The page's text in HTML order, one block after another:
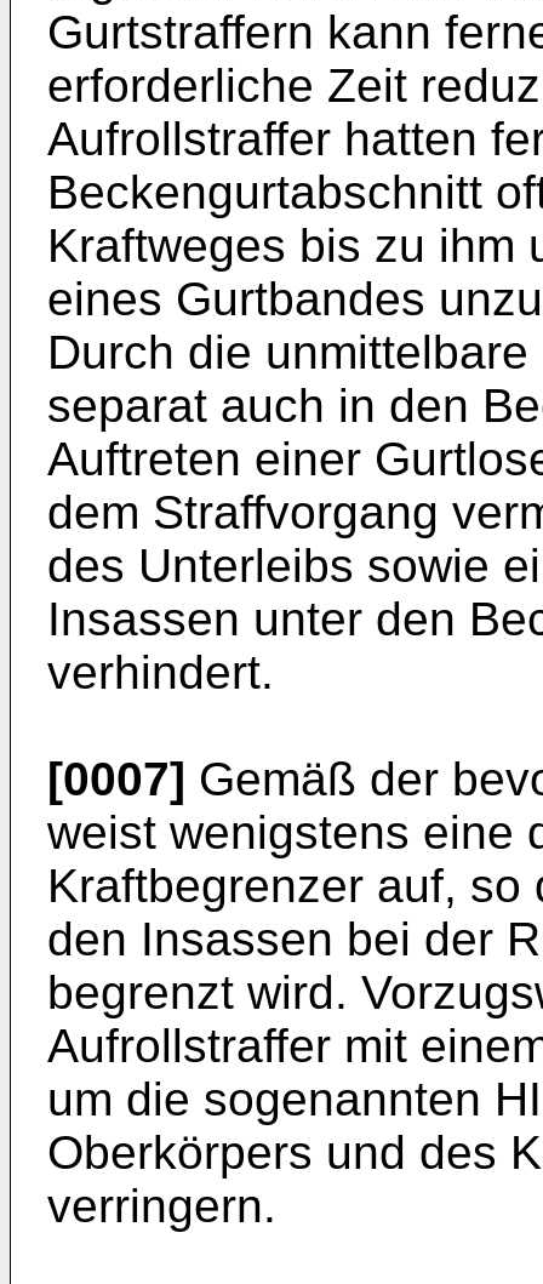
Gurtstraffern kann
erforderliche Zeit
Aufrollstraffer hatten
Beckengurtabschnitt
Kraftweges bis zu ihm
eines Gurtbandes
Durch die
separat auch in den
Auftreten einer
dem Straffvorgang
des Unterleibs sowie
Insassen unter den
verhindert.
[0007] Gemäß der
weist wenigstens eine
Kraftbegrenzer auf,
den Insassen bei der
begrenzt wird.
Aufrollstraffer mit
um die sogenannten
Oberkörpers und des
verringern.